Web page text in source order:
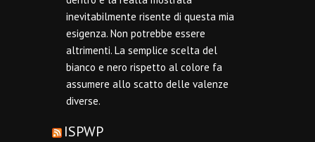
inevitabilmente risente di questa mia
esigenza. Non potrebbe essere
altrimenti. La semplice scelta del
bianco e nero rispetto al colore fa
assumere allo scatto delle valenze
diverse.
ISPWP